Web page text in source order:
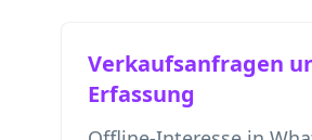
Verkaufsanfragen
Erfassung